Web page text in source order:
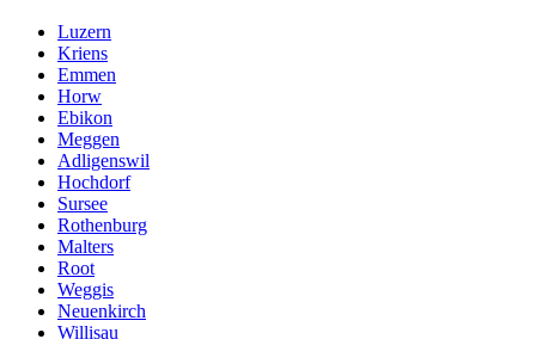
Luzern
Kriens
Emmen
Horw
Ebikon
Meggen
Adligenswil
Hochdorf
Sursee
Rothenburg
Malters
Root
Weggis
Neuenkirch
Willisau